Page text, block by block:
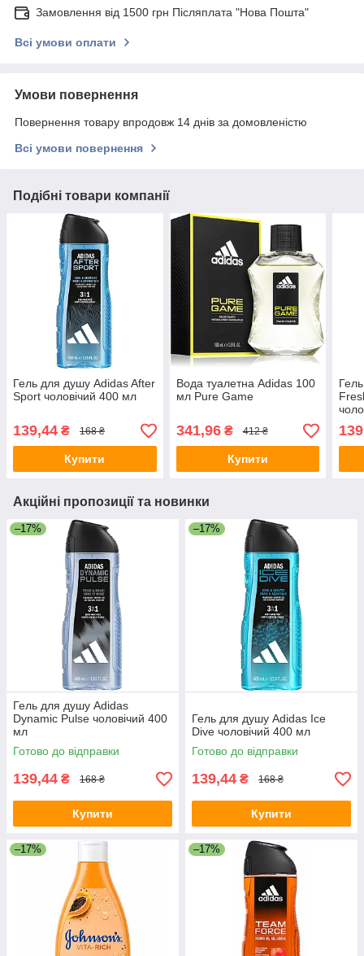
Замовлення від 1500 грн Післяплата "Нова Пошта"
Всі умови оплати
Умови повернення
Повернення товару впродовж 14 днів за домовленістю
Всі умови повернення
Подібні товари компанії
Гель для душу Adidas After
Sport чоловічий 400 мл
139,44 ₴ 168 ₴
Купити
Вода туалетна Adidas 100
мл Pure Game
341,96₴ 412 ₴
Купити
Акційні пропозиції та новинки
–17%
Гель для душу Adidas
Dynamic Pulse чоловічий 400
мл
Готово до відправки
139,44 ₴ 168 ₴
Купити
–17%
Гель для душу Adidas Ice
Dive чоловічий 400 мл
Готово до відправки
139,44 ₴ 168 ₴
Купити
–17% –17%